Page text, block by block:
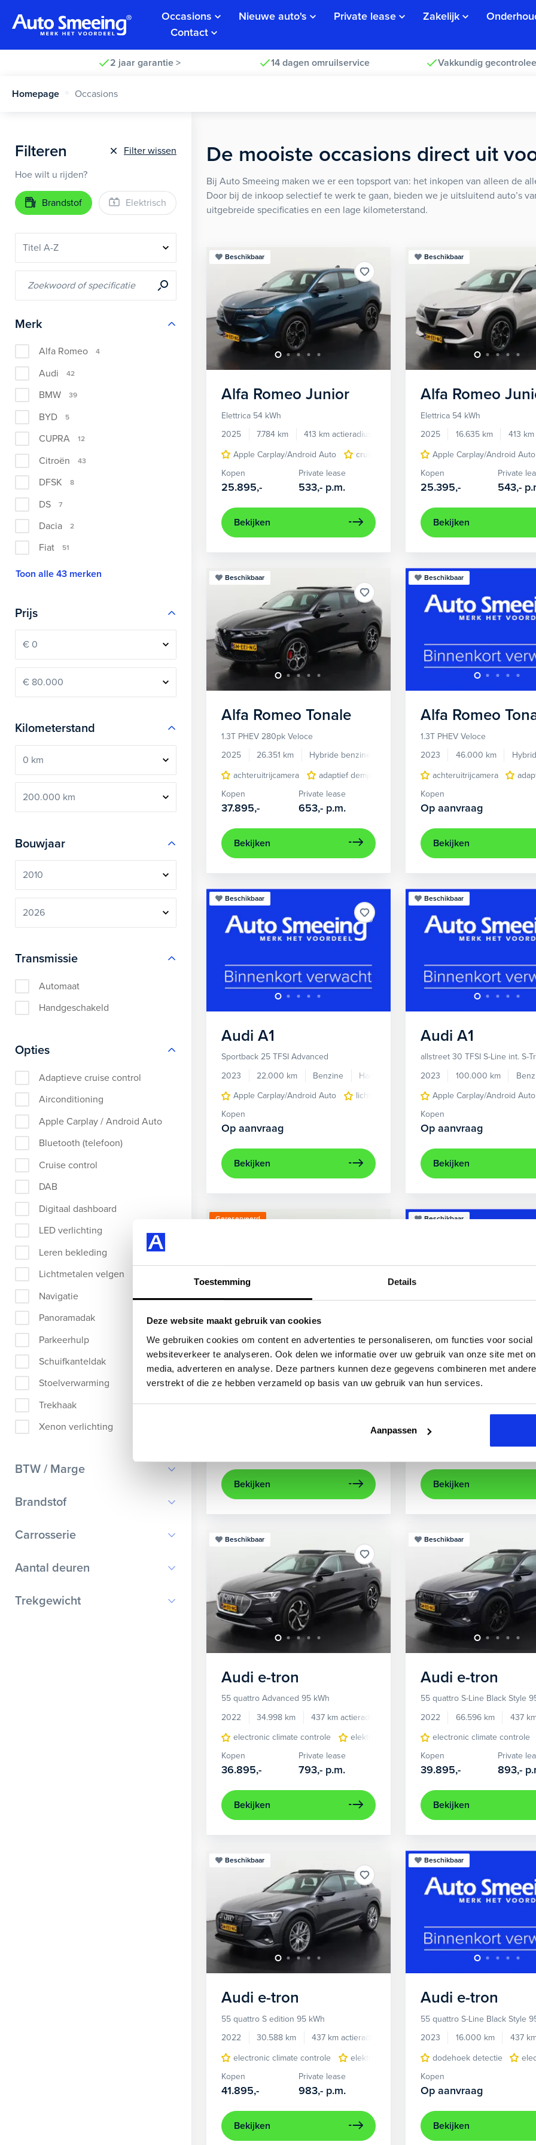
Toestemming Details
Deze website maakt gebruik van cookies
We gebruiken cookies om content en advertenties te personaliseren, om functies voor social
websiteverkeer te analyseren. Ook delen we informatie over uw gebruik van onze site met
media, adverteren en analyse. Deze partners kunnen deze gegevens combineren met
verstrekt of die ze hebben verzameld op basis van uw gebruik van hun services.
Aanpassen
Occasions Nieuwe auto's Private lease Zakelijk
Contact
2 jaar garantie > 14 dagen omruilservice Vakkundig
Homepage Occasions
Filteren
Filter wissen
Hoe wilt u rijden?
Brandstof Elektrisch
Merk
Alfa Romeo 4
Audi 42
BMW 39
BYD 5
CUPRA 12
Citroën 43
DFSK 8
DS 7
Dacia 2
Fiat 51
Toon alle 43 merken
Prijs
Kilometerstand
Bouwjaar
Transmissie
Automaat
Handgeschakeld
Opties
Adaptieve cruise control
Airconditioning
Apple Carplay / Android Auto
Bluetooth (telefoon)
Cruise control
DAB
Digitaal dashboard
LED verlichting
Leren bekleding
Lichtmetalen velgen
Navigatie
Panoramadak
Parkeerhulp
Schuifkanteldak
Stoelverwarming
Trekhaak
Xenon verlichting
BTW / Marge
BTW
Brandstof
Benzine
Elektrisch
Hybride benzine
Carrosserie
Bestelauto
Chassis cabine
Aantal deuren
Trekgewicht
De mooiste occasions direct uit
Bij Auto Smeeing maken we er een topsport van: het inkopen van alleen de
Door bij de inkoop selectief te werk te gaan, bieden we je uitsluitend auto’s
uitgebreide specificaties en een lage kilometerstand.
Beschikbaar
Alfa Romeo Junior
Elettrica 54 kWh
2025
7.784 km 413 km actieradius
Elektrisch
Apple Carplay/Android Auto
cruise control adaptief LED koplampen
Kopen
25.895,-
Private lease
533,- p.m.
Bekijken
Beschikbaar
Alfa Romeo
Elettrica 54 kWh
2025
16.635 km 413 km
Apple Carplay/Android Auto
Kopen
25.395,-
Private
543,-
Bekijken
Beschikbaar
Alfa Romeo Tonale
1.3T PHEV 280pk Veloce
2025
26.351 km Hybride benzine
Automaat
achteruitrijcamera
adaptief demping systeem audio installatie premium
Kopen
37.895,-
Private lease
653,- p.m.
Bekijken
Beschikbaar
Alfa Romeo
1.3T PHEV Veloce
2023
46.000 km
achteruitrijcamera
Kopen
Op aanvraag
Bekijken
Beschikbaar
Audi A1
Sportback 25 TFSI Advanced
2023
22.000 km Benzine
Handgeschakeld
Apple Carplay/Android Auto
lichtmetalen velgen 5-spaaks 17"
Kopen
Op aanvraag
Bekijken
Beschikbaar
Audi A1
allstreet 30 TFSI S-Line int. S-
2023
100.000 km
Apple Carplay/Android Auto
Kopen
Op aanvraag
Bekijken
Gereserveerd
Audi A3
Sportback 40 TFSIe Advanced
lichtmetalen
Bekijken
Beschikbaar
Audi A3
Sportback 40 TFSIe Plug-In
achteruitrijcamera
Kopen
Bekijken
Beschikbaar
Audi e-tron
55 quattro Advanced 95 kWh
2022
34.998 km 437 km actieradius
Elektrisch
electronic climate controle
elektrisch glazen panorama-dak lederen
Kopen
36.895,-
Private lease
793,- p.m.
Bekijken
Beschikbaar
Audi e-tron
55 quattro S-Line Black Style
2022
66.596 km 437
electronic climate controle
Kopen
39.895,-
Private
893,-
Bekijken
Beschikbaar
Audi e-tron
55 quattro S edition 95 kWh
2022
30.588 km 437 km actieradius
Elektrisch
electronic climate controle
elektrisch glazen panorama-dak lederen/stof
Kopen
41.895,-
Private lease
983,- p.m.
Bekijken
Beschikbaar
Audi e-tron
55 quattro S-Line Black Style
2023
16.000 km 437
dodehoek detectie
Kopen
Op aanvraag
Bekijken